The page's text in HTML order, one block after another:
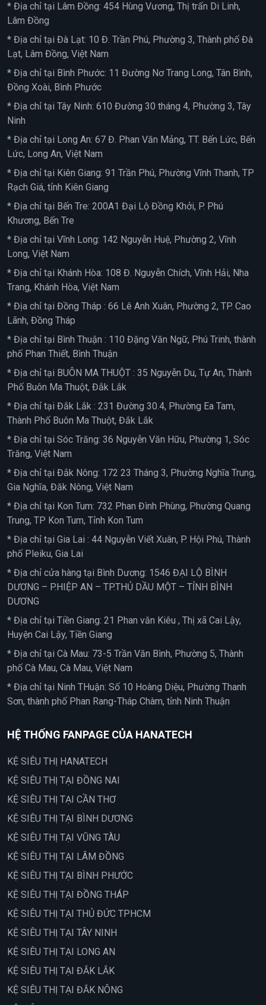
* Địa chỉ tại Lâm Đồng: 454 Hùng Vương, Thị trấn Di Linh,
Lâm Đồng
* Địa chỉ tại Đà Lạt: 10 Đ. Trần Phú, Phường 3, Thành phố Đà
Lạt, Lâm Đồng, Việt Nam
* Địa chỉ tại Bình Phước: 11 Đường Nơ Trang Long, Tân Bình,
Đồng Xoài, Bình Phước
* Địa chỉ tại Tây Ninh: 610 Đường 30 tháng 4, Phường 3, Tây
Ninh
* Địa chỉ tại Long An: 67 Đ. Phan Văn Mảng, TT. Bến Lức, Bến
Lức, Long An, Việt Nam
* Địa chỉ tại Kiên Giang: 91 Trần Phú, Phường Vĩnh Thanh, TP
Rạch Giá, tỉnh Kiên Giang
* Địa chỉ tại Bến Tre: 200A1 Đại Lộ Đồng Khởi, P. Phú
Khương, Bến Tre
* Địa chỉ tại Vĩnh Long: 142 Nguyễn Huệ, Phường 2, Vĩnh
Long, Việt Nam
* Địa chỉ tại Khánh Hòa: 108 Đ. Nguyễn Chích, Vĩnh Hải, Nha
Trang, Khánh Hòa, Việt Nam
* Địa chỉ tại Đồng Tháp : 66 Lê Anh Xuân, Phường 2, TP. Cao
Lãnh, Đồng Tháp
* Địa chỉ tại Bình Thuận : 110 Đặng Văn Ngữ, Phú Trinh, thành
phố Phan Thiết, Bình Thuận
* Địa chỉ tại BUÔN MA THUỘT : 35 Nguyễn Du, Tự An, Thành
Phố Buôn Ma Thuột, Đắk Lắk
* Địa chỉ tại Đắk Lắk : 231 Đường 30.4, Phường Ea Tam,
Thành Phố Buôn Ma Thuột, Đắk Lắk
* Địa chỉ tại Sóc Trăng: 36 Nguyễn Văn Hữu, Phường 1, Sóc
Trăng, Việt Nam
* Địa chỉ tại Đắk Nông: 172 23 Tháng 3, Phường Nghĩa Trung,
Gia Nghĩa, Đăk Nông, Việt Nam
* Địa chỉ tại Kon Tum: 732 Phan Đình Phùng, Phường Quang
Trung, TP Kon Tum, Tỉnh Kon Tum
* Địa chỉ tại Gia Lai : 44 Nguyễn Viết Xuân, P. Hội Phú, Thành
phố Pleiku, Gia Lai
* Địa chỉ cửa hàng tại Bình Dương: 1546 ĐẠI LỘ BÌNH
DƯƠNG – P.HIỆP AN – TP.THỦ DẦU MỘT – TỈNH BÌNH
DƯƠNG
* Địa chỉ tại Tiền Giang: 21 Phan văn Kiêu , Thị xã Cai Lậy,
Huyện Cai Lậy, Tiền Giang
* Địa chỉ tại Cà Mau: 73-5 Trần Văn Bình, Phường 5, Thành
phố Cà Mau, Cà Mau, Việt Nam
* Địa chỉ tại Ninh THuận: Số 10 Hoàng Diệu, Phường Thanh
Sơn, thành phố Phan Rang-Tháp Chàm, tỉnh Ninh Thuận
HỆ THỐNG FANPAGE CỦA HANATECH
KỆ SIÊU THỊ HANATECH
KỆ SIÊU THỊ TẠI ĐỒNG NAI
KỆ SIÊU THỊ TẠI CẦN THƠ
KỆ SIÊU THỊ TẠI BÌNH DƯƠNG
KỆ SIÊU THỊ TẠI VŨNG TÀU
KỆ SIÊU THỊ TẠI LÂM ĐỒNG
KỆ SIÊU THỊ TẠI BÌNH PHƯỚC
KỆ SIÊU THỊ TẠI ĐỒNG THÁP
KỆ SIÊU THỊ TẠI THỦ ĐỨC TPHCM
KỆ SIÊU THỊ TẠI TÂY NINH
KỆ SIÊU THỊ TẠI LONG AN
KỆ SIÊU THỊ TẠI ĐẮK LẮK
KỆ SIÊU THỊ TẠI ĐẮK NÔNG